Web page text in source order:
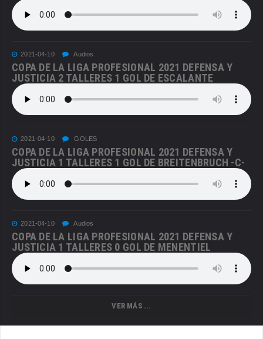
2021-04-10 Audios
COPA DE LA LIGA PROFESIONAL 2021 DEFENSA Y
JUSTICIA 2 TALLERES 1 GOL DE ESCALANTE
2021-04-10 GOLES
COPA DE LA LIGA PROFESIONAL 2021 DEFENSA Y
JUSTICIA 1 TALLERES 1 GOL DE BREITENBRUCH -C-
2021-04-10 Audios
COPA DE LA LIGA PROFESIONAL 2021 DEFENSA Y
JUSTICIA 1 TALLERES 0 GOL DE MENENTIEL
VER MÁS ...